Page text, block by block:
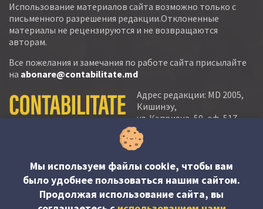
Использование материалов сайта возможно только с
письменного разрешения редакции.Отклоненные
материалы не рецензируются и не возвращаются
авторам.
Все пожелания и замечания по работе сайта присылайте
на abonare@contabilitate.md
Адрес редакции: MD 2005,
Кишинэу,
ул. Кэприяна, 50, оф. 517-
518
тел.:
тел./факс: (+373 22) 22 53 90
e-mail:
abonare@contabilitate.md
Мы используем файлы cookie, чтобы вам
было удобнее пользоваться нашим сайтом.
Продолжая использование сайта, вы